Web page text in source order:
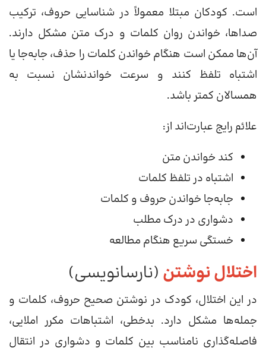
است. کودکان مبتلا معمولاً در شناسایی حروف، ترکیب
صداها، خواندن روان کلمات و درک متن مشکل دارند.
آن‌ها ممکن است هنگام خواندن کلمات را حذف، جابه‌جا یا
اشتباه تلفظ کنند و سرعت خواندنشان نسبت به
همسالان کمتر باشد.
علائم رایج عبارت‌اند از:
کند خواندن متن
اشتباه در تلفظ کلمات
جابه‌جا خواندن حروف و کلمات
دشواری در درک مطلب
خستگی سریع هنگام مطالعه
اختلال نوشتن (نارسانویسی)
در این اختلال، کودک در نوشتن صحیح حروف، کلمات و
جمله‌ها مشکل دارد. بدخطی، اشتباهات مکرر املایی،
فاصله‌گذاری نامناسب بین کلمات و دشواری در انتقال